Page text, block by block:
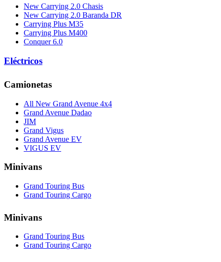
New Carrying 2.0 Chasis
New Carrying 2.0 Baranda DR
Carrying Plus M35
Carrying Plus M400
Conquer 6.0
Eléctricos
Camionetas
All New Grand Avenue 4x4
Grand Avenue Dadao
JIM
Grand Vigus
Grand Avenue EV
VIGUS EV
Minivans
Grand Touring Bus
Grand Touring Cargo
Minivans
Grand Touring Bus
Grand Touring Cargo